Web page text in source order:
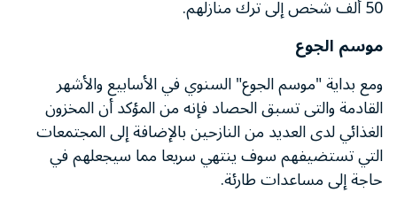
50 ألف شخص إلى ترك منازلهم.
موسم الجوع
ومع بداية "موسم الجوع" السنوي في الأسابيع والأشهر
القادمة والتى تسبق الحصاد فإنه من المؤكد أن المخزون
الغذائي لدى العديد من النازحين بالإضافة إلى المجتمعات
التي تستضيفهم سوف ينتهي سريعا مما سيجعلهم في
حاجة إلى مساعدات طارئة.